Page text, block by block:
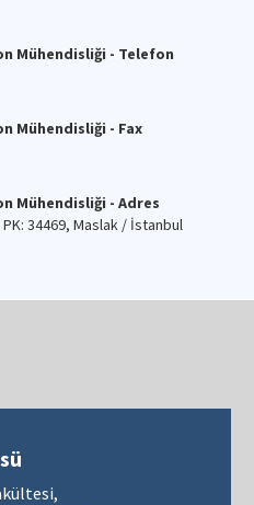
Mühendisliği - Telefon
Mühendisliği - Fax
Mühendisliği - Adres
34469, Maslak / İstanbul